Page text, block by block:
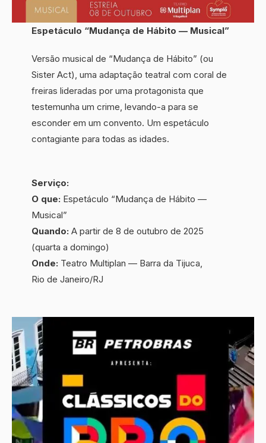
Espetáculo “Mudança de Hábito — Musical”
Versão musical de “Mudança de Hábito” (ou
Sister Act), uma adaptação teatral com coral de
freiras lideradas por uma protagonista que
testemunha um crime, levando-a para se
esconder em um convento. Um espetáculo
contagiante para todas as idades.
Serviço:
O que: Espetáculo “Mudança de Hábito —
Musical”
Quando: A partir de 8 de outubro de 2025
(quarta a domingo)
Onde: Teatro Multiplan — Barra da Tijuca,
Rio de Janeiro/RJ